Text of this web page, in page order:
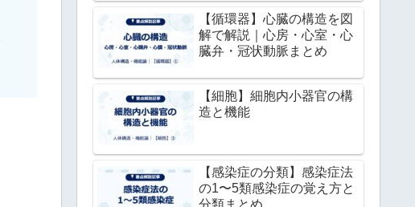
【循環器】心臓の構造を図
解で解説｜心房・心室・心
臓弁・冠状動脈まとめ
【細胞】細胞内小器官の構
造と機能
【感染症の分類】感染症法
の1〜5類感染症の覚え方と
分類まとめ